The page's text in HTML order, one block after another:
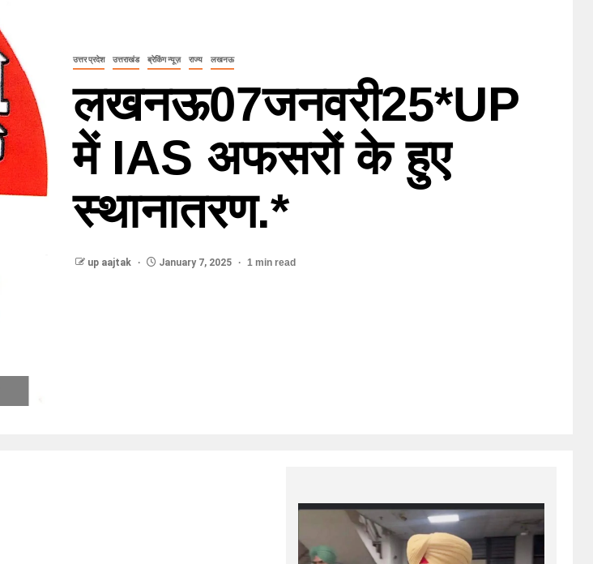
उत्तर प्रदेश उत्तराखंड ब्रेकिंग न्यूज़ राज्य लखनऊ
लखनऊ07जनवरी25*UP
में IAS अफसरों के हुए
स्थानातरण.*
up aajtak January 7, 2025 1 min read